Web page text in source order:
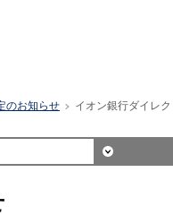
のお知らせ イオン銀行ダイレ